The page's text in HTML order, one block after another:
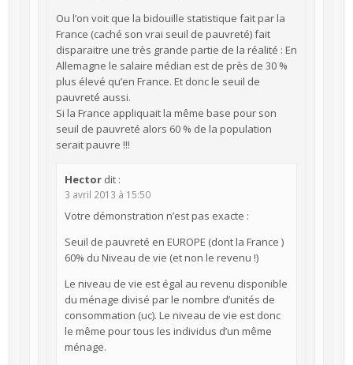
Ou l’on voit que la bidouille statistique fait par la
France (caché son vrai seuil de pauvreté) fait
disparaitre une très grande partie de la réalité : En
Allemagne le salaire médian est de près de 30 %
plus élevé qu’en France. Et donc le seuil de
pauvreté aussi.
Si la France appliquait la même base pour son
seuil de pauvreté alors 60 % de la population
serait pauvre !!!
Hector dit :
3 avril 2013 à 15:50
Votre démonstration n’est pas exacte :
Seuil de pauvreté en EUROPE (dont la France )
60% du Niveau de vie (et non le revenu !)
Le niveau de vie est égal au revenu disponible
du ménage divisé par le nombre d’unités de
consommation (uc). Le niveau de vie est donc
le même pour tous les individus d’un même
ménage.